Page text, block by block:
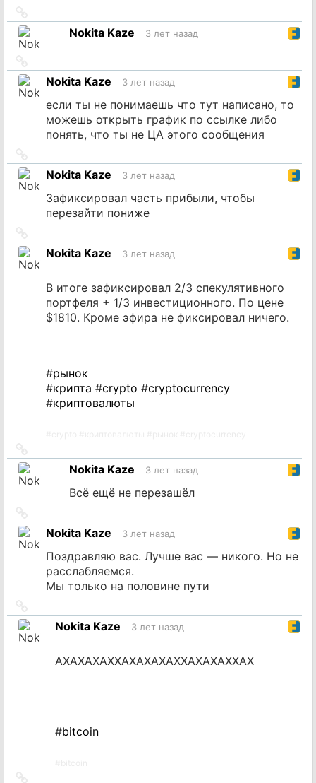
на
источникNokita Kaze 3 лет назад
на
источник
Nokita Kaze 3 лет назад
если ты не понимаешь что тут написано, то
можешь открыть график по ссылке либо
понять, что ты не ЦА этого сообщения
на
источник
Nokita Kaze 3 лет назад
Зафиксировал часть прибыли, чтобы
перезайти пониже
на
источник
Nokita Kaze 3 лет назад
В итоге зафиксировал 2/3 спекулятивного
портфеля + 1/3 инвестиционного. По цене
$1810. Кроме эфира не фиксировал ничего.
#рынок
#крипта #crypto #cryptocurrency
#криптовалюты
на
источникNokita Kaze 3 лет назад
Всё ещё не перезашёл
на
источник
Nokita Kaze 3 лет назад
Поздравляю вас. Лучше вас — никого. Но не
расслабляемся.
Мы только на половине пути
на
источникNokita Kaze 3 лет назад
АХАХАХАХХАХАХАХАХХАХАХАХХАХ
#bitcoin